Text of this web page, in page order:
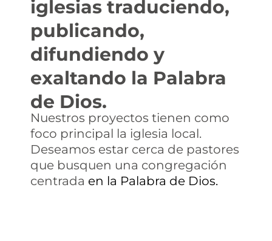
iglesias traduciendo,
publicando,
difundiendo y
exaltando la Palabra
de Dios.
Nuestros proyectos tienen como
foco principal la iglesia local.
Deseamos estar cerca de pastores
que busquen una congregación
centrada en la Palabra de Dios.